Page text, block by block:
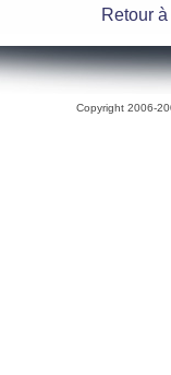
Retour
Copyright 2006-